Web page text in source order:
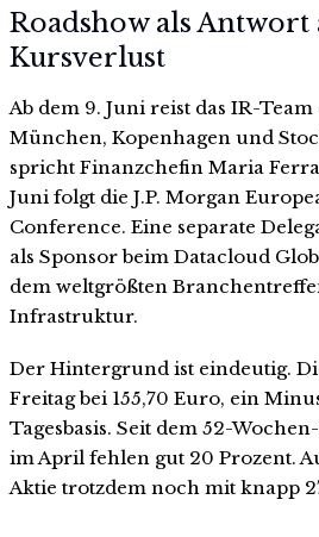
Roadshow als
Kursverlust
Ab dem 9. Juni reist das IR-
München, Kopenhagen und
spricht Finanzchefin Maria
Juni folgt die J.P. Morgan
Conference. Eine separate
als Sponsor beim Datacloud
dem weltgrößten
Infrastruktur.
Der Hintergrund ist eindeutig.
Freitag bei 155,70 Euro, ein
Tagesbasis. Seit dem 52-
im April fehlen gut 20 Prozent.
Aktie trotzdem noch mit knapp